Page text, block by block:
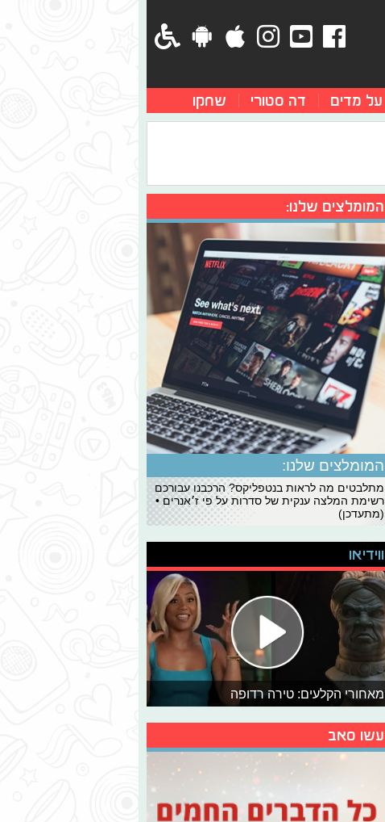
על מדים דה סטורי שחקו
המומלצים שלנו:
המומלצים שלנו:
מתלבטים מה לראות בנטפליקס? הרכבנו עבורכם
רשימת המלצה ענקית של סדרות על פי ז׳אנרים •
(מתעדכן)
ווידיאו
מאחורי הקלעים: טירה רדופה
עשו סאב